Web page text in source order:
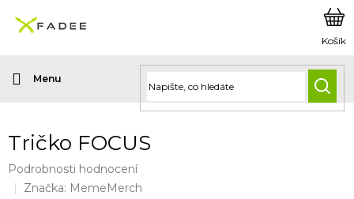
obsah
Tričko FOCUS
Průměrné
hodnocení
Podrobnosti hodnocení
Značka: MemeMerch